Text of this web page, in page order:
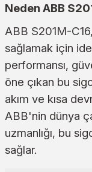
Neden ABB
ABB S201M-
sağlamak için
performansı,
öne çıkan bu
akım ve kısa
ABB'nin dünya
uzmanlığı, bu
sağlar.